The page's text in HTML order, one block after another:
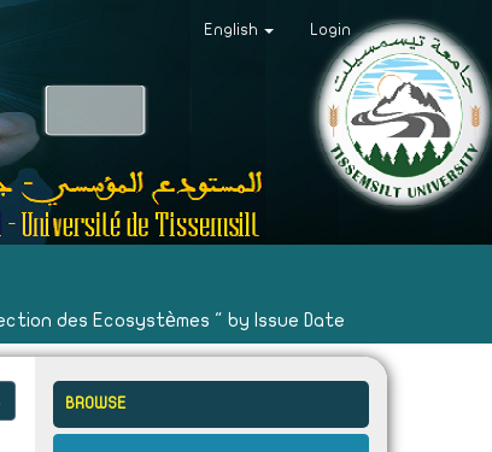
English Login
des Ecosystèmes " by Issue Date
BROWSE